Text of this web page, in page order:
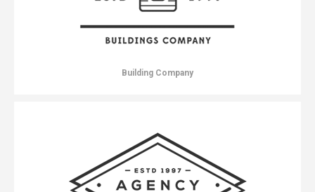
Building Company